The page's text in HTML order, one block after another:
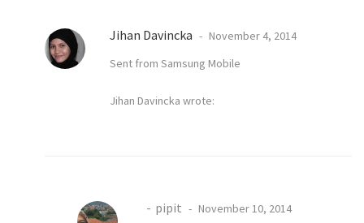
Jihan Davincka
November 4, 2014
Sent from Samsung Mobile
Jihan Davincka wrote:
pipit
November 10, 2014